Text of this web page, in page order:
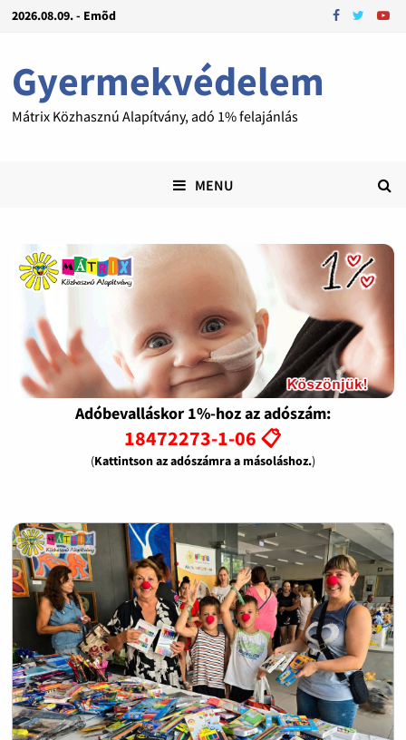
2026.08.09. - Emõd
Gyermekvédelem
Mátrix Közhasznú Alapítvány, adó 1% felajánlás
MENU
Adóbevalláskor 1%-hoz az adószám:
18472273-1-06 📋
(Kattintson az adószámra a másoláshoz.)